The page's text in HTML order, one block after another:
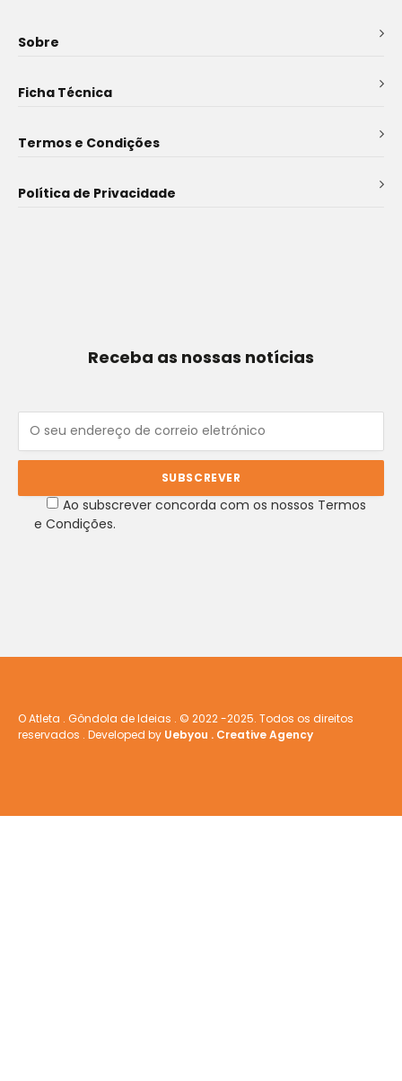
Sobre
Ficha Técnica
Termos e Condições
Política de Privacidade
Receba as nossas notícias
Ao subscrever concorda com os nossos Termos
e Condições.
O Atleta . Gôndola de Ideias . © 2022 -2025. Todos os direitos
reservados . Developed by Uebyou . Creative Agency